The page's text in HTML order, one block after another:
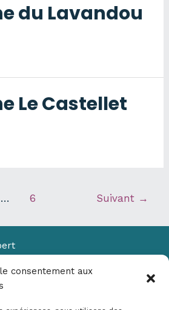
consentement aux
du Lavandou
Le Castellet
… 6 Suivant →